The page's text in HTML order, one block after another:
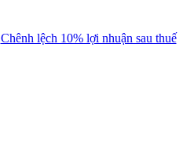
Chênh lệch 10% lợi nhuận sau thuế